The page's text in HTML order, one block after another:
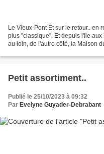
Le Vieux-Pont Et sur le retour.. en
plus "classique". Et depuis l'Ile aux
au loin, de l'autre côté, la Maison
Petit assortiment..
Publié le 25/10/2023 à 09:32
Par Evelyne Guyader-Debrabant